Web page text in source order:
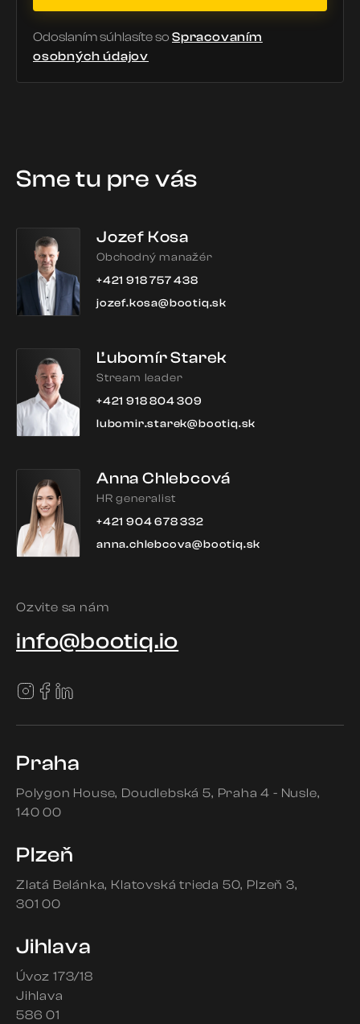
Odoslaním súhlasíte so Spracovaním
osobných údajov
Sme tu pre vás
Jozef Kosa
Obchodný manažér
+421 918 757 438
jozef.kosa@bootiq.sk
Ľubomír Starek
Stream leader
+421 918 804 309
lubomir.starek@bootiq.sk
Anna Chlebcová
HR generalist
+421 904 678 332
anna.chlebcova@bootiq.sk
Ozvite sa nám
info@bootiq.io
Praha
Polygon House Doudlebská 5 Praha 4 - Nusle
140 00
Plzeň
Zlatá Belánka Klatovská trieda 50 Plzeň 3
301 00
Jihlava
Úvoz 173/18
Jihlava
586 01